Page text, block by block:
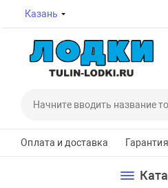
Казань
Оплата и доставка Гарантия